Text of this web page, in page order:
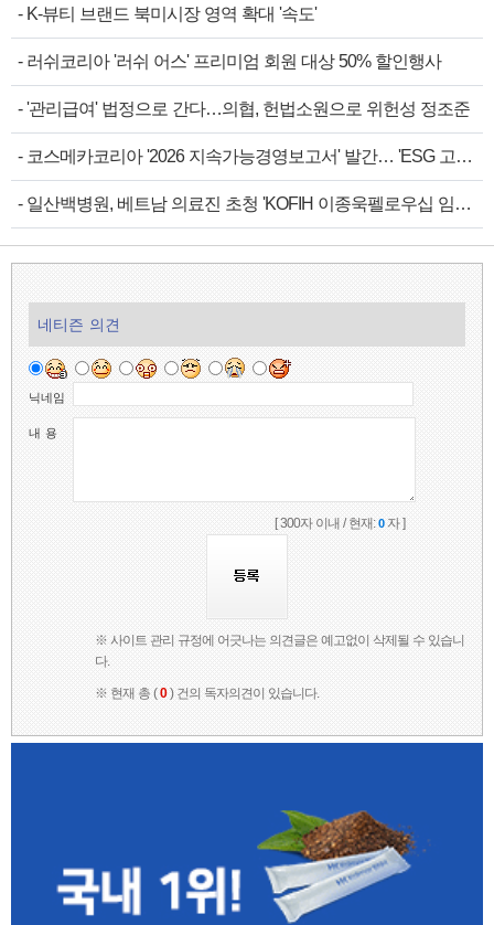
- K-뷰티 브랜드 북미시장 영역 확대 '속도'
- 러쉬코리아 '러쉬 어스' 프리미엄 회원 대상 50% 할인행사
-'관리급여' 법정으로 간다…의협, 헌법소원으로 위헌성 정조준
- 코스메카코리아 '2026 지속가능경영보고서' 발간… 'ESG 고도화' 속도
- 일산백병원, 베트남 의료진 초청 'KOFIH 이종욱펠로우십 임상연수' 시작
네티즌 의견
닉네임
내 용
[ 300자 이내 / 현재:0자 ]
※ 사이트 관리 규정에 어긋나는 의견글은 예고없이 삭제될 수 있습니
다.
※ 현재 총 (0) 건의 독자의견이 있습니다.